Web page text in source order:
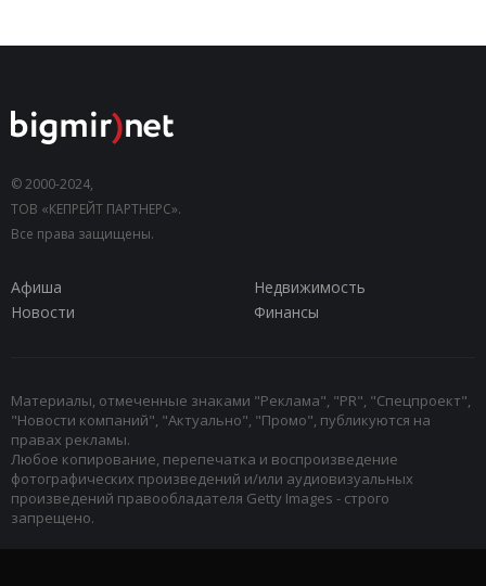
© 2000-2024,
ТОВ «КЕПРЕЙТ ПАРТНЕРС».
Все права защищены.
Афиша
Недвижимость
Новости
Финансы
Материалы, отмеченные знаками "Реклама", "PR", "Спецпроект",
"Новости компаний", "Актуально", "Промо", публикуются на
правах рекламы.
Любое копирование, перепечатка и воспроизведение
фотографических произведений и/или аудиовизуальных
произведений правообладателя Getty Images - строго
запрещено.